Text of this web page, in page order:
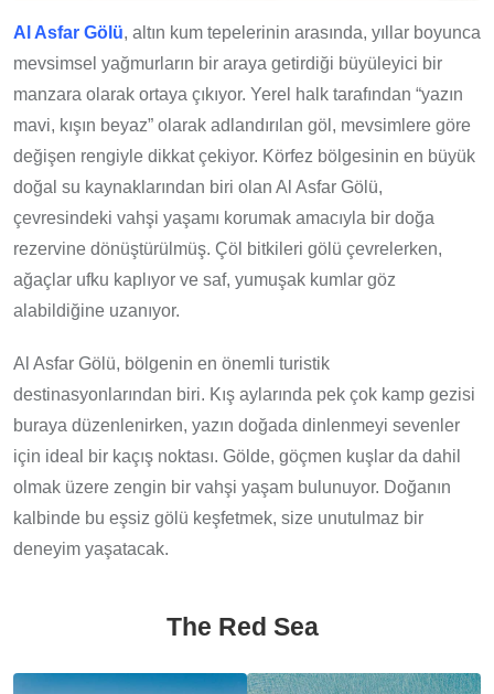
Al Asfar Gölü, altın kum tepelerinin arasında, yıllar boyunca
mevsimsel yağmurların bir araya getirdiği büyüleyici bir
manzara olarak ortaya çıkıyor. Yerel halk tarafından “yazın
mavi, kışın beyaz” olarak adlandırılan göl, mevsimlere göre
değişen rengiyle dikkat çekiyor. Körfez bölgesinin en büyük
doğal su kaynaklarından biri olan Al Asfar Gölü,
çevresindeki vahşi yaşamı korumak amacıyla bir doğa
rezervine dönüştürülmüş. Çöl bitkileri gölü çevrelerken,
ağaçlar ufku kaplıyor ve saf, yumuşak kumlar göz
alabildiğine uzanıyor.
Al Asfar Gölü, bölgenin en önemli turistik
destinasyonlarından biri. Kış aylarında pek çok kamp gezisi
buraya düzenlenirken, yazın doğada dinlenmeyi sevenler
için ideal bir kaçış noktası. Gölde, göçmen kuşlar da dahil
olmak üzere zengin bir vahşi yaşam bulunuyor. Doğanın
kalbinde bu eşsiz gölü keşfetmek, size unutulmaz bir
deneyim yaşatacak.
The Red Sea